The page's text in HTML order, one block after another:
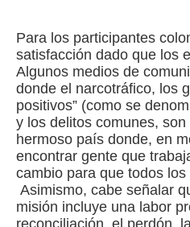
Para los participantes
satisfacción dado que los
Algunos medios de
donde el narcotráfico, los
positivos” (como se
y los delitos comunes,
hermoso país donde, en
encontrar gente que
cambio para que todos
Asimismo, cabe señalar
misión incluye una labor
reconciliación, el perdón,